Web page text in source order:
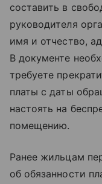
составить в
руководителя
имя и отчество,
В документе
требуете
платы с даты
настоять на
помещению.
Ранее жильцам
об обязанности